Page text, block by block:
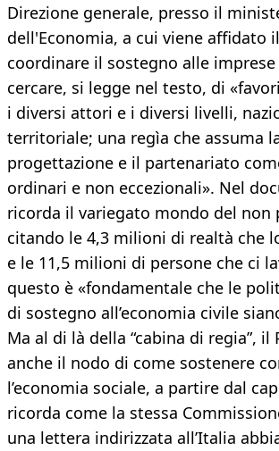
Direzione generale, presso il
dell'Economia, a cui viene affidato
coordinare il sostegno alle
cercare, si legge nel testo, di
i diversi attori e i diversi livelli,
territoriale; una regìa che assuma
progettazione e il partenariato
ordinari e non eccezionali». Nel
ricorda il variegato mondo del
citando le 4,3 milioni di realtà che
e le 11,5 milioni di persone che ci
questo è «fondamentale che le
di sostegno all’economia civile
Ma al di là della “cabina di regia”,
anche il nodo di come sostenere
l’economia sociale, a partire dal
ricorda come la stessa
una lettera indirizzata all’Italia